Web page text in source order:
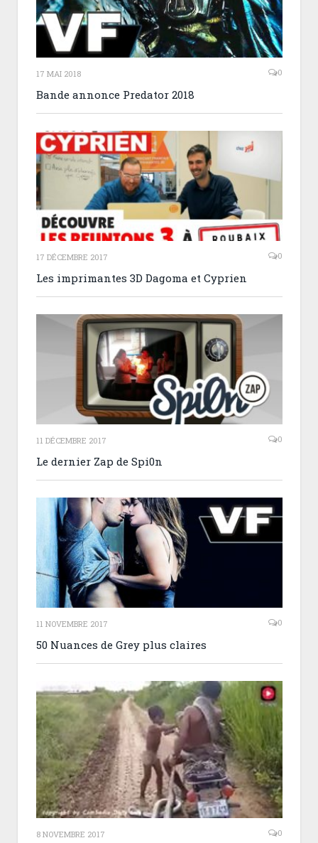
17 MAI 2018 0
Bande annonce Predator 2018
17 DÉCEMBRE 2017 0
Les imprimantes 3D Dagoma et Cyprien
11 DÉCEMBRE 2017 0
Le dernier Zap de Spi0n
11 NOVEMBRE 2017 0
50 Nuances de Grey plus claires
8 NOVEMBRE 2017 0